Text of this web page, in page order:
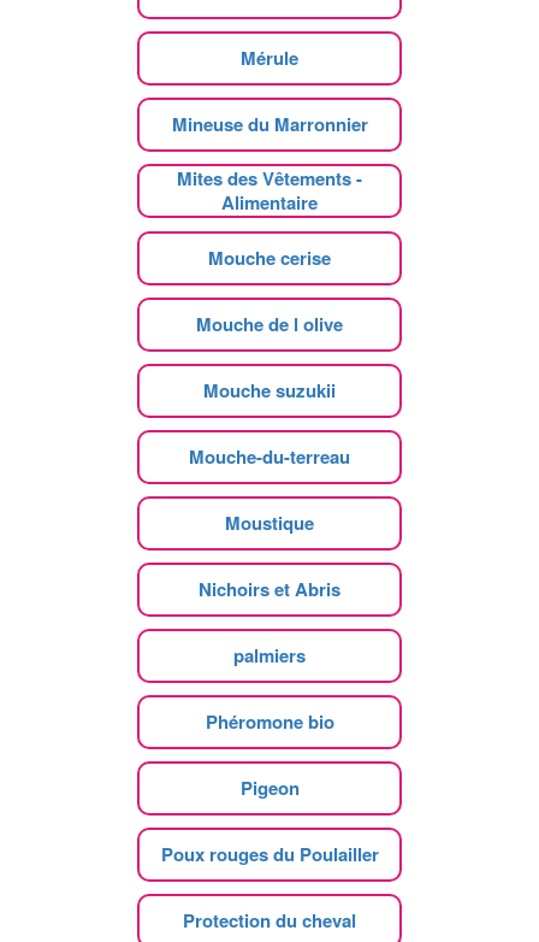
Mérule
Mineuse du Marronnier
Mites des Vêtements -
Alimentaire
Mouche cerise
Mouche de l olive
Mouche suzukii
Mouche-du-terreau
Moustique
Nichoirs et Abris
palmiers
Phéromone bio
Pigeon
Poux rouges du Poulailler
Protection du cheval